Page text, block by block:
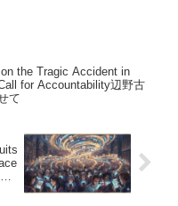
A historic legal battle is
the U.S. against Big Tech,
"addictive design" of their
I find it terrifying to
young children. We must stop
by our devices and start
time and our children's
the Tragic Accident in
for Accountability辺野古
て